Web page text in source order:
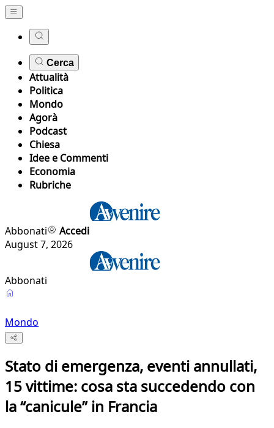
Cerca
Attualità
Politica
Mondo
Agorà
Podcast
Chiesa
Idee e Commenti
Economia
Rubriche
Abbonati
Accedi
August 7, 2026
Abbonati
Mondo
Stato di emergenza, eventi annullati,
15 vittime: cosa sta succedendo con
la “canicule” in Francia